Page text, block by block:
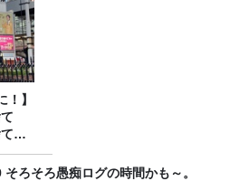
！】
そろそろ愚痴ログの時間かも～。